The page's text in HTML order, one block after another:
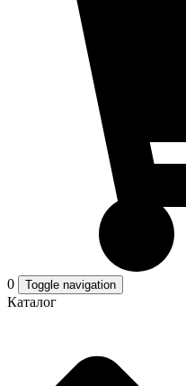
0 Toggle navigation
Каталог